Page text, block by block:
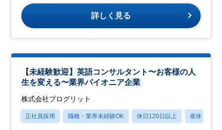
詳しく見る
【未経験歓迎】英語コンサルタント〜お客様の人
生を変える〜業界パイオニア企業
株式会社プログリット
正社員採用 職種・業界未経験OK 休日120日以上 産休・育休